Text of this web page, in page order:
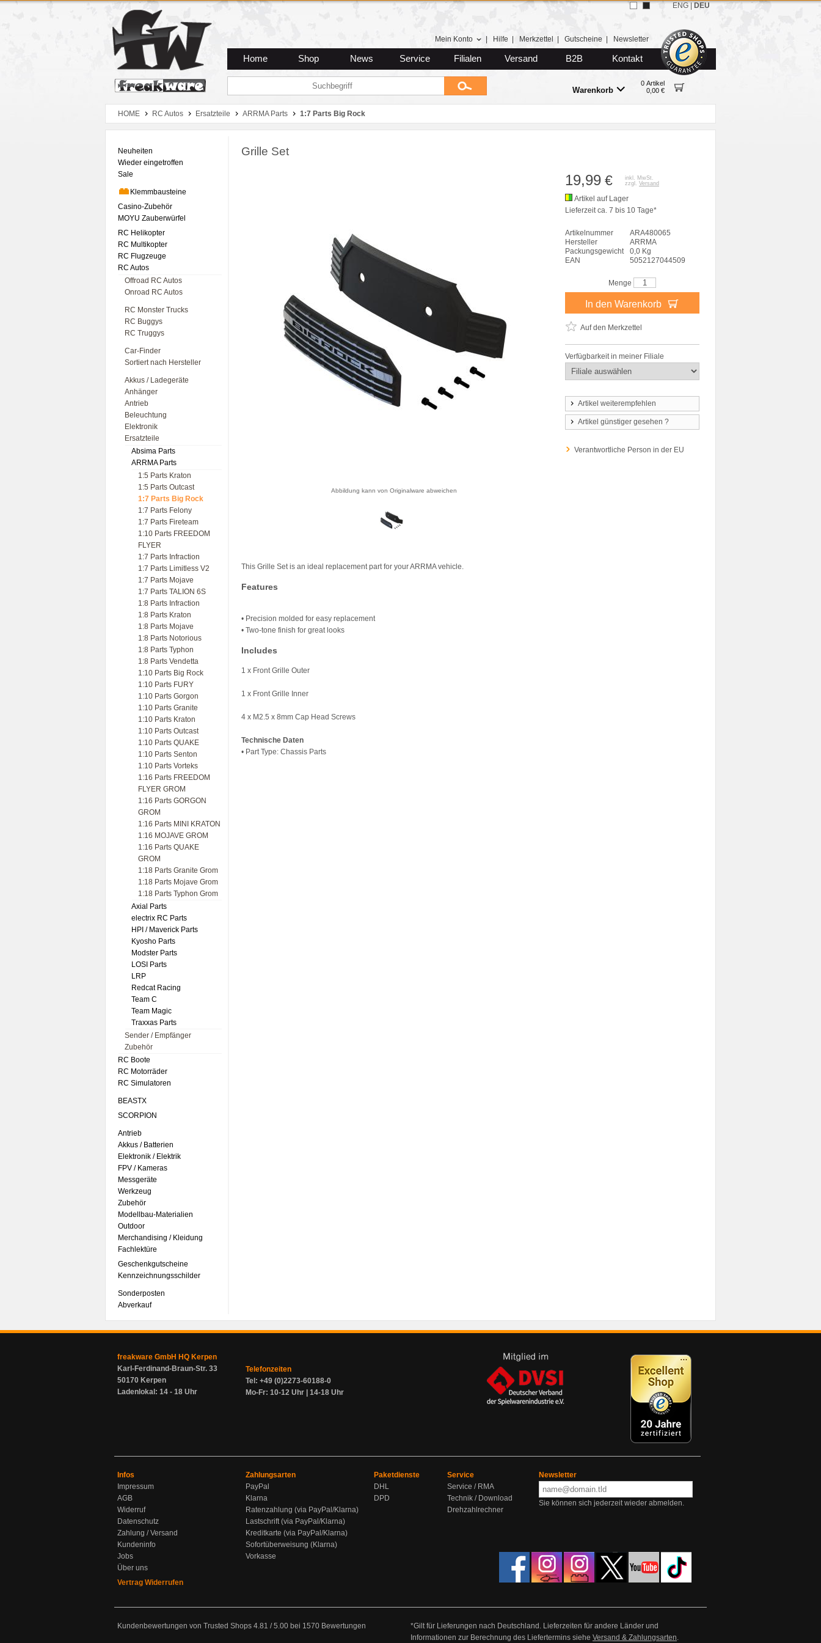
Zum Hauptmenue
Zum Seiteninhalt
Zum Warenkob
Mein Konto Hilfe Merkzettel Gutscheine Newsletter
Home Shop News Service Filialen Versand B2B Kontakt
Warenkorb
0 Artikel
0,00 €
ENG DEU
HOME RC Autos Ersatzteile ARRMA Parts 1:7 Parts Big Rock
Neuheiten
Wieder eingetroffen
Sale
Klemmbausteine
Casino-Zubehör
MOYU Zauberwürfel
RC Helikopter
RC Multikopter
RC Flugzeuge
RC Autos
Offroad RC Autos
Onroad RC Autos
RC Monster Trucks
RC Buggys
RC Truggys
Car-Finder
Sortiert nach Hersteller
Akkus / Ladegeräte
Anhänger
Antrieb
Beleuchtung
Elektronik
Ersatzteile
Absima Parts
ARRMA Parts
1:5 Parts Kraton
1:5 Parts Outcast
1:7 Parts Big Rock
1:7 Parts Felony
1:7 Parts Fireteam
1:10 Parts FREEDOM
FLYER
1:7 Parts Infraction
1:7 Parts Limitless V2
1:7 Parts Mojave
1:7 Parts TALION 6S
1:8 Parts Infraction
1:8 Parts Kraton
1:8 Parts Mojave
1:8 Parts Notorious
1:8 Parts Typhon
1:8 Parts Vendetta
1:10 Parts Big Rock
1:10 Parts FURY
1:10 Parts Gorgon
1:10 Parts Granite
1:10 Parts Kraton
1:10 Parts Outcast
1:10 Parts QUAKE
1:10 Parts Senton
1:10 Parts Vorteks
1:16 Parts FREEDOM
FLYER GROM
1:16 Parts GORGON
GROM
1:16 Parts MINI KRATON
1:16 MOJAVE GROM
1:16 Parts QUAKE
GROM
1:18 Parts Granite Grom
1:18 Parts Mojave Grom
1:18 Parts Typhon Grom
Axial Parts
electrix RC Parts
HPI / Maverick Parts
Kyosho Parts
Modster Parts
LOSI Parts
LRP
Redcat Racing
Team C
Team Magic
Traxxas Parts
Sender / Empfänger
Zubehör
RC Boote
RC Motorräder
RC Simulatoren
BEASTX
SCORPION
Antrieb
Akkus / Batterien
Elektronik / Elektrik
FPV / Kameras
Messgeräte
Werkzeug
Zubehör
Modellbau-Materialien
Outdoor
Merchandising / Kleidung
Fachlektüre
Geschenkgutscheine
Kennzeichnungsschilder
Sonderposten
Abverkauf
Grille Set
Abbildung kann von Originalware abweichen
This Grille Set is an ideal replacement part for your ARRMA vehicle.
Features
• Precision molded for easy replacement
• Two-tone finish for great looks
Includes
1 x Front Grille Outer
1 x Front Grille Inner
4 x M2.5 x 8mm Cap Head Screws
Technische Daten
• Part Type: Chassis Parts
19,99 €
inkl. MwSt.
zzgl. Versand
Artikel auf Lager
Lieferzeit ca. 7 bis 10 Tage*
Artikelnummer
ARA480065
Hersteller
ARRMA
Packungsgewicht
0,0 Kg
EAN
5052127044509
Menge
In den Warenkorb
Auf den Merkzettel
Verfügbarkeit in meiner Filiale
Artikel weiterempfehlen
Artikel günstiger gesehen ?
Verantwortliche Person in der EU
freakware GmbH HQ Kerpen
Karl-Ferdinand-Braun-Str. 33
50170 Kerpen
Ladenlokal: 14 - 18 Uhr
Telefonzeiten
Tel: +49 (0)2273-60188-0
Mo-Fr: 10-12 Uhr | 14-18 Uhr
Infos
Impressum
AGB
Widerruf
Datenschutz
Zahlung / Versand
Kundeninfo
Jobs
Über uns
Vertrag Widerrufen
Zahlungsarten
PayPal
Klarna
Ratenzahlung (via PayPal/Klarna)
Lastschrift (via PayPal/Klarna)
Kreditkarte (via PayPal/Klarna)
Sofortüberweisung (Klarna)
Vorkasse
Paketdienste
DHL
DPD
Service
Service / RMA
Technik / Download
Drehzahlrechner
Newsletter
Sie können sich jederzeit wieder abmelden.
Kundenbewertungen von Trusted Shops 4.81 /5.00 bei 1570 Bewertungen
*Gilt für Lieferungen nach Deutschland. Lieferzeiten für andere Länder und
Informationen zur Berechnung des Liefertermins siehe Versand & Zahlungsarten.